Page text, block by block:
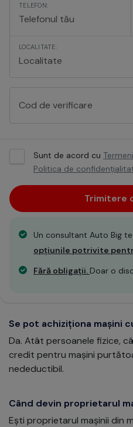
TELEFON:
LOCALITATE:
Sunt de acord cu
Politica de
Trimitere
Un consultant Auto Big
opțiunile potrivite
Fără obligații. Doar o
Se pot achiziționa mașini
Da. Atât persoanele fizice,
credit pentru mașini
nedeductibil.
Când devin proprietarul
Ești proprietarul mașinii din